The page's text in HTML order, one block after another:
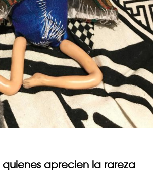
quienes aprecien la rareza